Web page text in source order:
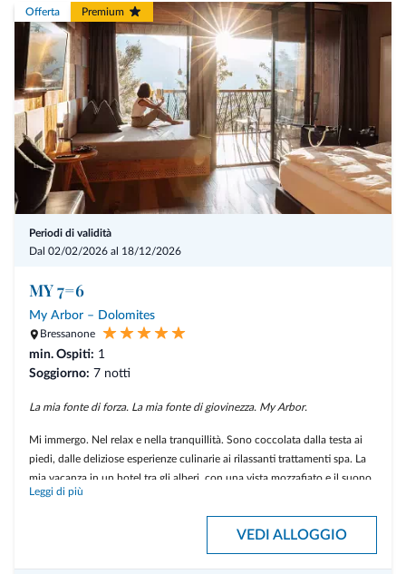
Offerta Premium
Periodi di validità
Dal 02/02/2026 al 18/12/2026
MY 7=6
My Arbor – Dolomites
Bressanone
min. Ospiti: 1
Soggiorno: 7 notti
La mia fonte di forza. La mia fonte di giovinezza. My Arbor.
Mi immergo. Nel relax e nella tranquillità. Sono coccolata dalla testa ai
piedi, dalle deliziose esperienze culinarie ai rilassanti trattamenti spa. La
mia vacanza in un hotel tra gli alberi, con una vista mozzafiato e il suono
rilassante della natura che mi culla per addormentarmi, è un'esperienza
permette di avere una notte in più tra le cime degli alberi.
Leggi di più
VEDI ALLOGGIO